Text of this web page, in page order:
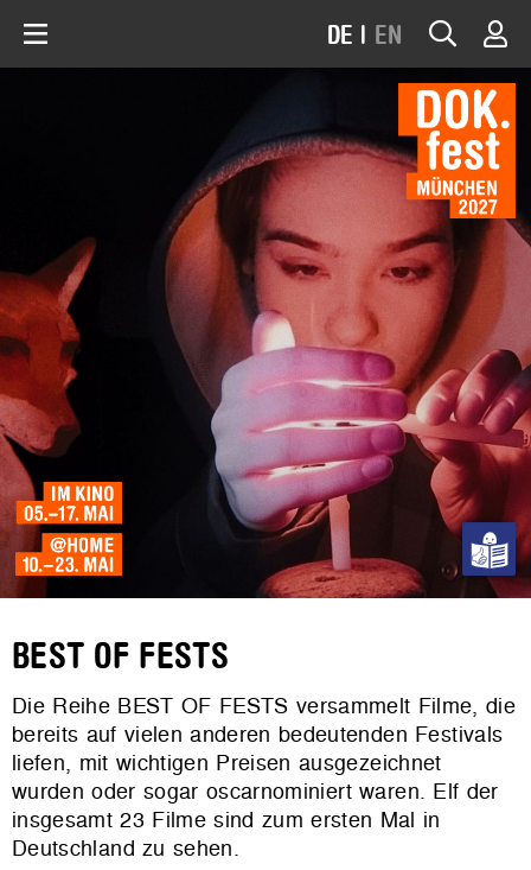
DE | EN
BEST OF FESTS
Die Reihe BEST OF FESTS versammelt Filme, die
bereits auf vielen anderen bedeutenden Festivals
liefen, mit wichtigen Preisen ausgezeichnet
wurden oder sogar oscarnominiert waren. Elf der
insgesamt 23 Filme sind zum ersten Mal in
Deutschland zu sehen.